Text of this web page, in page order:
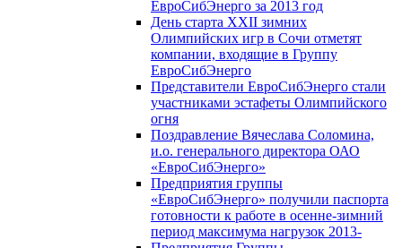
ЕвроСибЭнерго за 2013 год
День старта XXII зимних
Олимпийских игр в Сочи отметят
компании, входящие в Группу
ЕвроСибЭнерго
Представители ЕвроСибЭнерго стали
участниками эстафеты Олимпийского
огня
Поздравление Вячеслава Соломина,
и.о. генерального директора ОАО
«ЕвроСибЭнерго»
Предприятия группы
«ЕвроСибЭнерго» получили паспорта
готовности к работе в осенне-зимний
период максимума нагрузок 2013-